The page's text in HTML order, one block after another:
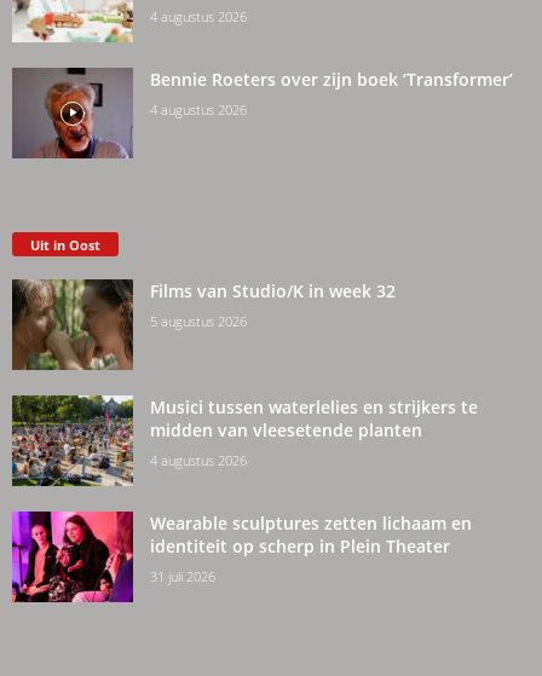
4 augustus 2026
Bennie Roeters over zijn boek ‘Transformer’
4 augustus 2026
Uit in Oost
Films van Studio/K in week 32
5 augustus 2026
Musici tussen waterlelies en strijkers te
midden van vleesetende planten
4 augustus 2026
Wearable sculptures zetten lichaam en
identiteit op scherp in Plein Theater
31 juli 2026